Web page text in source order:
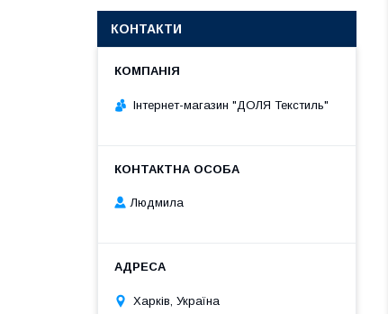
КОНТАКТИ
Інтернет-магазин "ДОЛЯ Текстиль"
Людмила
Харків, Україна